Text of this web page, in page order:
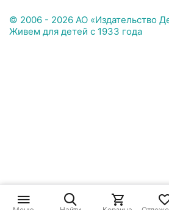
© 2006 - 2026 АО «Издательство
Живем для детей с 1933 года